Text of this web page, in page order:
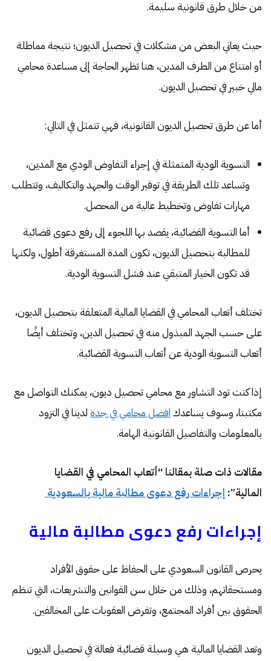
من خلال طرق قانونية سليمة.
حيث يعاني البعض من مشكلات في تحصيل الديون؛ نتيجة مماطلة
أو امتناع من الطرف المدين، هنا تظهر الحاجة إلى مساعدة محامي
مالي خبير في تحصيل الديون.
أما عن طرق تحصيل الديون القانونية، فهي تتمثل في التالي:
التسوية الودية المتمثلة في إجراء التفاوض الودي مع المدين،
وتساعد تلك الطريقة في توفير الوقت والجهد والتكاليف، وتتطلب
مهارات تفاوض وتخطيط عالية من المحصل.
أما التسوية القضائية، يقصد بها اللجوء إلى رفع دعوى قضائية
للمطالبة بتحصيل الديون، تكون المدة المستغرقة أطول، ولكنها
قد تكون الخيار المتبقي عند فشل التسوية الودية.
تختلف أتعاب المحامي في القضايا المالية المتعلقة بتحصيل الديون،
على حسب الجهد المبذول منه في تحصيل الدين، وتختلف أيضًا
أتعاب التسوية الودية عن أتعاب التسوية القضائية.
إذا كنت تود التشاور مع محامي تحصيل ديون، يمكنك التواصل مع
مكتبنا، وسوف يساعدك افضل محامي في جدة لدينا في التزود
بالمعلومات والتفاصيل القانونية الهامة.
مقالات ذات صلة بمقالنا “أتعاب المحامي في القضايا
المالية”: إجراءات رفع دعوى مطالبة مالية بالسعودية
إجراءات رفع دعوى مطالبة مالية
يحرص القانون السعودي على الحفاظ على حقوق الأفراد
ومستحقاتهم، وذلك من خلال سن القوانين والتشريعات، التي تنظم
الحقوق بين أفراد المجتمع، وتفرض العقوبات على المخالفين.
وتعد القضايا المالية هي وسيلة قضائية فعالة في تحصيل الديون